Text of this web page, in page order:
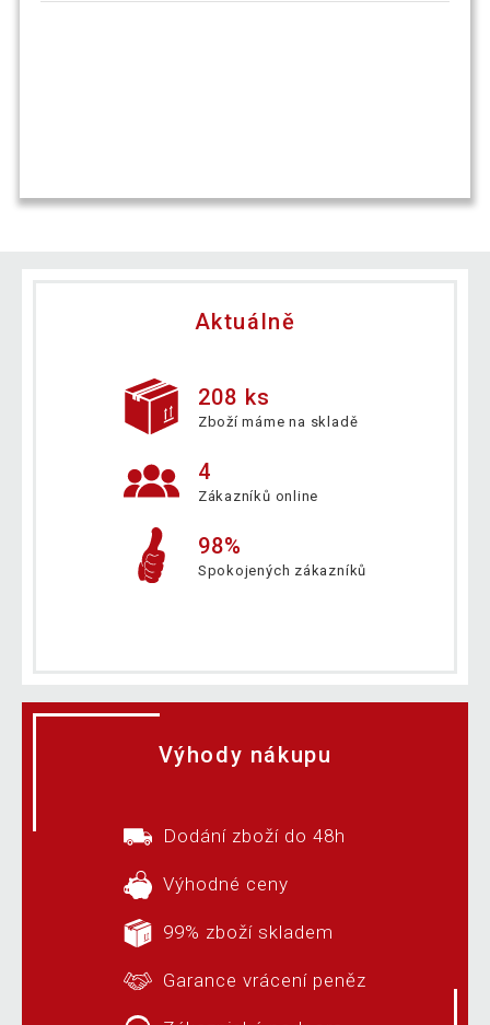
Aktuálně
208 ks
Zboží máme na skladě
4
Zákazníků online
98%
Spokojených zákazníků
Výhody nákupu
Dodání zboží do 48h
Výhodné ceny
99% zboží skladem
Garance vrácení peněz